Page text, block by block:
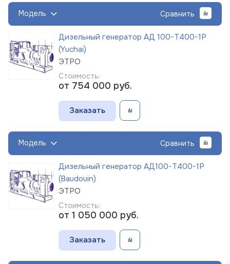
Модель Сравнить
Дизельный генератор АД 100-Т400-1Р
(Yuchai)
ЭТРО
Стоимость:
от 754 000 руб.
Заказать
Модель Сравнить
Дизельный генератор АД100-Т400-1Р
(Baudouin)
ЭТРО
Стоимость:
от 1 050 000 руб.
Заказать